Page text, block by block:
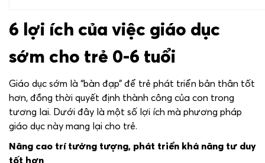
6 lợi ích của việc giáo dục
sớm cho trẻ 0-6 tuổi
Giáo dục sớm là “bàn đạp” để trẻ phát triển bản thân tốt
hơn, đồng thời quyết định thành công của con trong
tương lai. Dưới đây là một số lợi ích mà phương pháp
giáo dục này mang lại cho trẻ.
Nâng cao trí tưởng tượng, phát triển khả năng tư duy
tốt hơn